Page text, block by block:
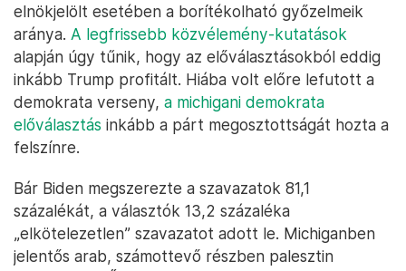
elnökjelölt esetében a borítékolható győzelmeik
aránya. A legfrissebb közvélemény-kutatások
alapján úgy tűnik, hogy az előválasztásokból eddig
inkább Trump profitált. Hiába volt előre lefutott a
demokrata verseny, a michigani demokrata
előválasztás inkább a párt megosztottságát hozta a
felszínre.
Bár Biden megszerezte a szavazatok 81,1
százalékát, a választók 13,2 százaléka
„elkötelezetlen” szavazatot adott le. Michiganben
jelentős arab, számottevő részben palesztin